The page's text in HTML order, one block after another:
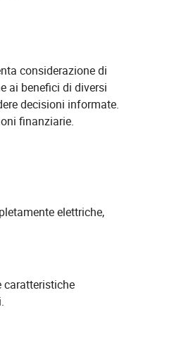
considerazione di
ai benefici di diversi
decisioni informate.
finanziarie.
elettriche,
caratteristiche